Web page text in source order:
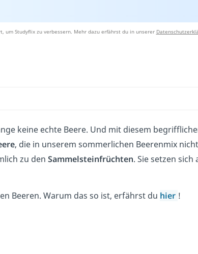
um Studyflix zu verbessern. Mehr dazu erfährst du in unserer
keine echte Beere. Und mit diesem
, die in unserem sommerlichen Beerenmix
zu den Sammelsteinfrüchten. Sie setzen sich
Beeren. Warum das so ist, erfährst du hier !